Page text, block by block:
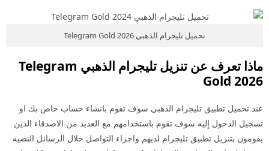
تحميل تليجرام الذهبي Telegram Gold 2026
ماذا تعرف عن تنزيل تليجرام الذهبي Telegram
Gold 2026
عند تحميل تطبيق تليجرام الذهبي سوف تقوم بانشاء حساب خاص بك او
تسجيل الدخول إليه سوف تقوم باستخدامهم مع العديد من الاصدقاء الذين
يقومون بتنزيل تطبيق تليجرام لديهم واجراء التواصل خلال الرسائل النصيه